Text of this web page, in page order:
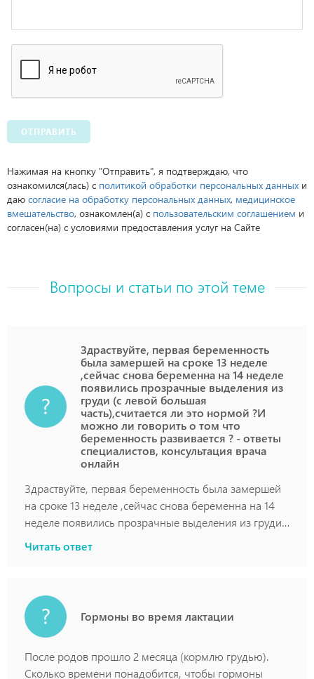
ОТПРАВИТЬ
Нажимая на кнопку "Отправить", я подтверждаю, что
ознакомился(лась) с политикой обработки персональных данных и
даю согласие на обработку персональных данных, медицинское
вмешательство, ознакомлен(а) с пользовательским соглашением и
согласен(на) с условиями предоставления услуг на Сайте
Вопросы и статьи по этой теме
Здраствуйте, первая беременность
была замершей на сроке 13 неделе
,сейчас снова беременна на 14 неделе
появились прозрачные выделения из
груди (с левой большая
часть),считается ли это нормой ?И
можно ли говорить о том что
беременность развивается ? - ответы
специалистов, консультация врача
онлайн
Здраствуйте, первая беременность была замершей
на сроке 13 неделе ,сейчас снова беременна на 14
неделе появились прозрачные выделения из груди
Читать ответ
Гормоны во время лактации
После родов прошло 2 месяца (кормлю грудью).
Сколько времени понадобится, чтобы гормоны